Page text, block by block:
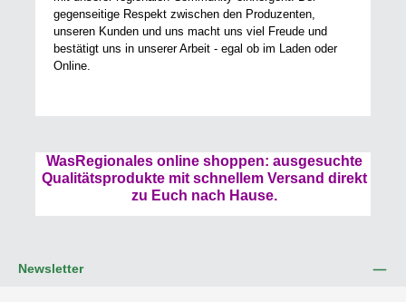
gegenseitige Respekt zwischen den Produzenten,
unseren Kunden und uns macht uns viel Freude und
bestätigt uns in unserer Arbeit - egal ob im Laden oder
Online.
WasRegionales online shoppen: ausgesuchte
Qualitätsprodukte mit schnellem Versand direkt
zu Euch nach Hause.
Newsletter